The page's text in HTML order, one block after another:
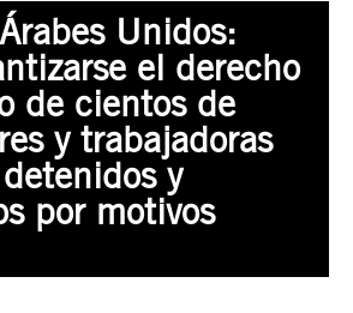
HUMANOS Y JÓVENES
Unidos:
el derecho
de cientos de
y trabajadoras
y
por motivos